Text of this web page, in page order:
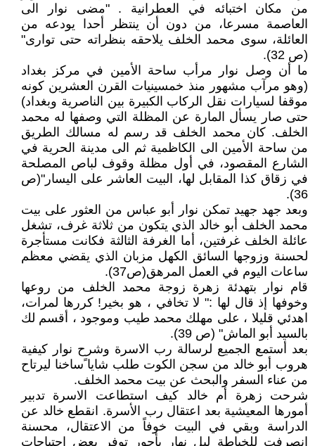
من مكان اختبائه في العطرانية . "مضى نوار الى
العاصمة مسرعا، من دون أن ينتظر أحدا يودعه من
العائلة، سوى محمد الخلف يلاحقه بنظراته حتى توارى"
(ص 32).
ما أن وصل نوار مرأب ساحة الأمين في مركز بغداد
(وهو مرآب مشهور منذ خمسينيات القرن العشرين كونه
موقفا لسيارات نقل الركاب الكبيرة بين الناصرية وبغداد)
حتى صار يسأل المارة عن المظلة التي وصفها له محمد
الخلف. كان محمد الخلف قد رسم له مسالك الطريق
من ساحة الأمين الى الكاظمية ثم الى مدينة الحرية في
الشارع المقصود، في أول مظلة وقوف لباص المصلحة
في زقاق كذا المقابل لها، البيت العاشر على اليسار"(ص
36).
وبعد جهد جهيد تمكن نوار أبو عباس من العثور على بيت
محمد الخلف أبو خالد الذي يتكون من ثلاثة غرف، تشغل
عائلة الخلف غرفتين، أما الغرفة الثالثة فكانت مستأجرة
لحسنة وزوجها السائق الكهل مزبان الذي يقضي معظم
ساعات اليوم في العمل المرهق(ص37).
قام نوار بتهدئة زهرة زوجة محمد الخلف من روعها
وخوفها إذ قال لها :" لا تخافي ، هو بخير! كررها لمرات،
اهدئي قليلا ، على مهلك محمد طيب وموجود ، أقسم لك
بالسيد أبو الماش" (ص 39).
بعد أستمع الجميع لرسالة رب الاسرة وشرح نوار كيفية
هروب أبو خالد من سجن الكوت طلب شايا ًساخنا ليرتاح
من عناء السفر والبحث عن بيت محمد الخلف.
شرحت زهرة أم خالد كيف استطاعت الاسرة تدبير
أمورها المعيشية بعد اعتقال رب الأسرة. انقطع خالد عن
الدراسة وبقي في البيت خوفاً من الاعتقال، محسنة
انصرفت للخياطة ليل نهار بأجور توفر بعض احتياجات